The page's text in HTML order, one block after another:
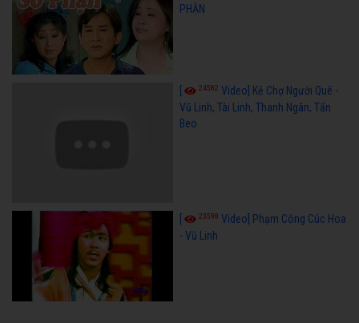
PHẬN
24582 Video] Kẻ Chợ Người Quê -
Vũ Linh, Tài Linh, Thanh Ngân, Tấn
Beo
23598 Video] Phạm Công Cúc Hoa
- Vũ Linh